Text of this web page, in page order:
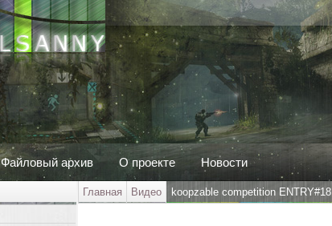
Файловый архив О проекте Новости
Главная Видео koopzable competition ENTRY#18